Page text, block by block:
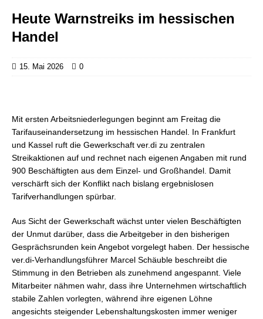
Heute Warnstreiks im hessischen
Handel
15. Mai 2026 0
Mit ersten Arbeitsniederlegungen beginnt am Freitag die
Tarifauseinandersetzung im hessischen Handel. In Frankfurt
und Kassel ruft die Gewerkschaft ver.di zu zentralen
Streikaktionen auf und rechnet nach eigenen Angaben mit rund
900 Beschäftigten aus dem Einzel- und Großhandel. Damit
verschärft sich der Konflikt nach bislang ergebnislosen
Tarifverhandlungen spürbar.
Aus Sicht der Gewerkschaft wächst unter vielen Beschäftigten
der Unmut darüber, dass die Arbeitgeber in den bisherigen
Gesprächsrunden kein Angebot vorgelegt haben. Der hessische
ver.di-Verhandlungsführer Marcel Schäuble beschreibt die
Stimmung in den Betrieben als zunehmend angespannt. Viele
Mitarbeiter nähmen wahr, dass ihre Unternehmen wirtschaftlich
stabile Zahlen vorlegten, während ihre eigenen Löhne
angesichts steigender Lebenshaltungskosten immer weniger